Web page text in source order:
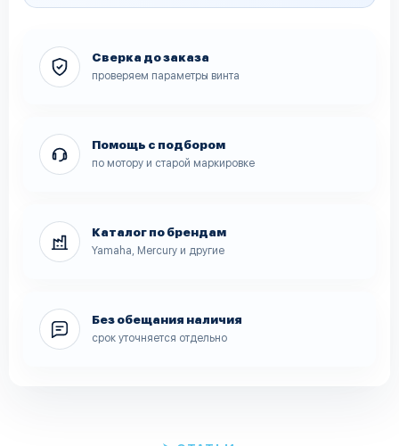
Сверка до заказа
проверяем параметры винта
Помощь с подбором
по мотору и старой маркировке
Каталог по брендам
Yamaha, Mercury и другие
Без обещания наличия
срок уточняется отдельно